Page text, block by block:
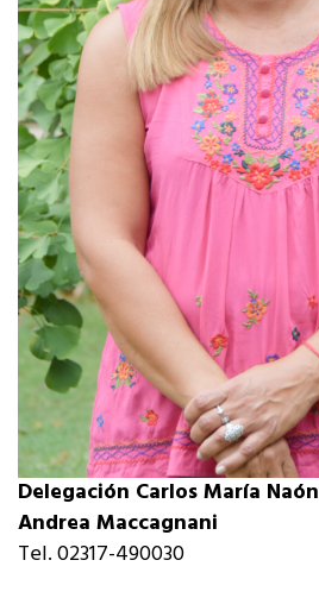
Delegación Carlos María Naón
Andrea Maccagnani
Tel. 02317-490030